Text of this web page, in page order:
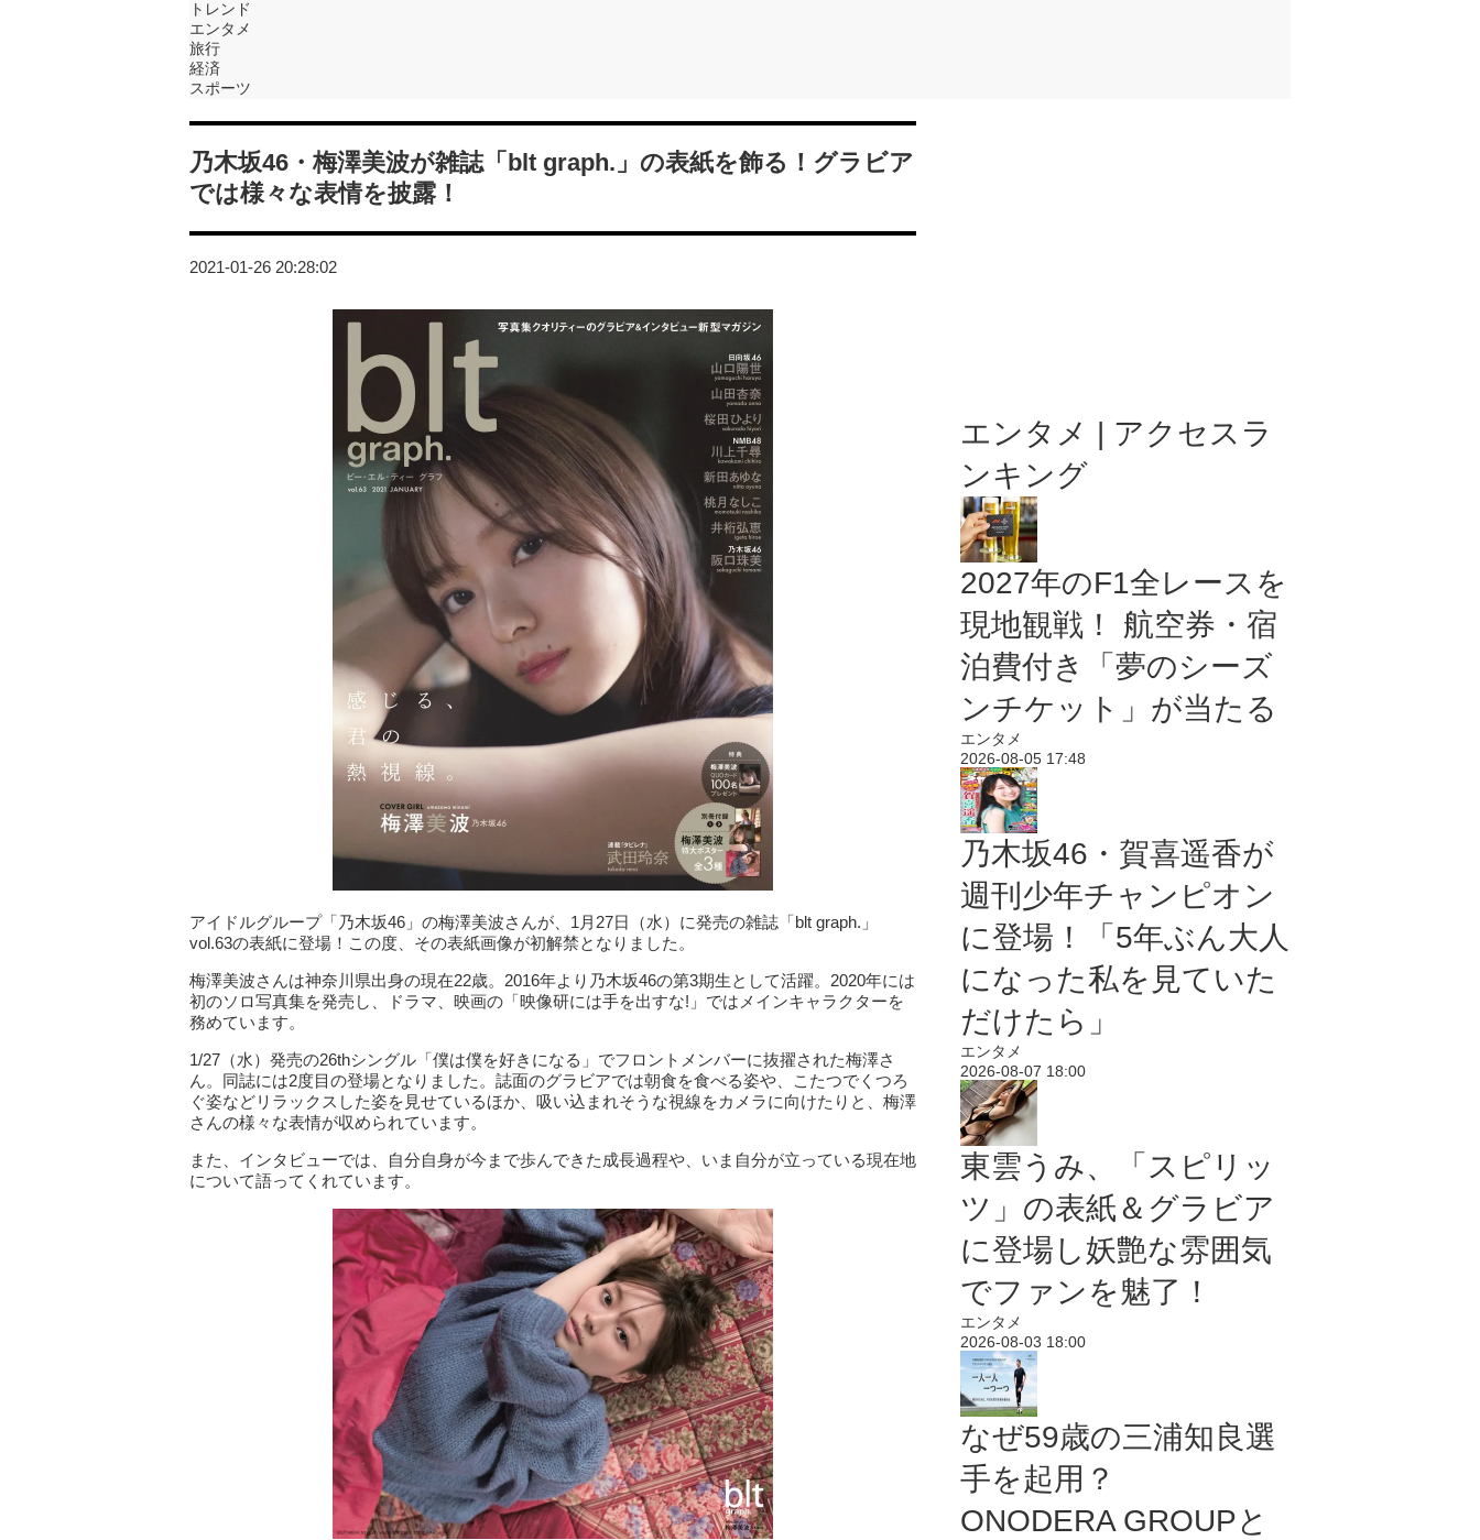
トレンド
エンタメ
旅行
経済
スポーツ
乃木坂46・梅澤美波が雑誌「blt graph.」の表紙を飾る！グラビア
では様々な表情を披露！
2021-01-26 20:28:02
アイドルグループ「乃木坂46」の梅澤美波さんが、1月27日（水）に発売の雑誌「blt graph.」
vol.63の表紙に登場！この度、その表紙画像が初解禁となりました。
梅澤美波さんは神奈川県出身の現在22歳。2016年より乃木坂46の第3期生として活躍。2020年には
初のソロ写真集を発売し、ドラマ、映画の「映像研には手を出すな!」ではメインキャラクターを
務めています。
1/27（水）発売の26thシングル「僕は僕を好きになる」でフロントメンバーに抜擢された梅澤さ
ん。同誌には2度目の登場となりました。誌面のグラビアでは朝食を食べる姿や、こたつでくつろ
ぐ姿などリラックスした姿を見せているほか、吸い込まれそうな視線をカメラに向けたりと、梅澤
さんの様々な表情が収められています。
また、インタビューでは、自分自身が今まで歩んできた成長過程や、いま自分が立っている現在地
について語ってくれています。
エンタメ | アクセスラ
ンキング
2027年のF1全レースを
現地観戦！ 航空券・宿
泊費付き「夢のシーズ
ンチケット」が当たる
エンタメ
2026-08-05 17:48
乃木坂46・賀喜遥香が
週刊少年チャンピオン
に登場！「5年ぶん大人
になった私を見ていた
だけたら」
エンタメ
2026-08-07 18:00
東雲うみ、「スピリッ
ツ」の表紙＆グラビア
に登場し妖艶な雰囲気
でファンを魅了！
エンタメ
2026-08-03 18:00
なぜ59歳の三浦知良選
手を起用？
ONODERA GROUPと